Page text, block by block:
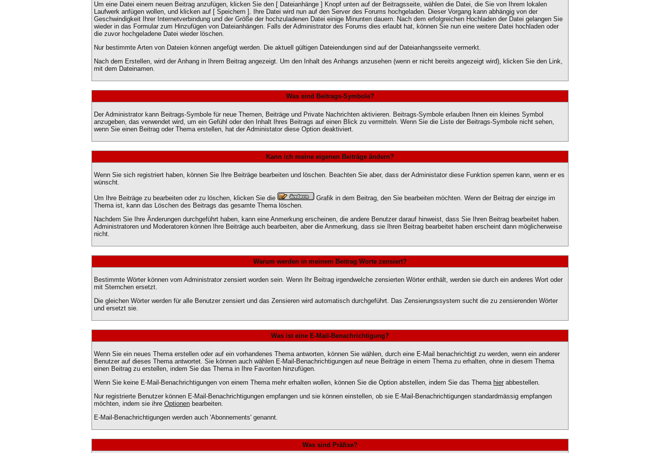
Um eine Datei einem neuen Beitrag anzufügen, klicken Sie den [ Dateianhänge ] Knopf unten auf der Beitragsseite, wählen die Datei, die Sie von Ihrem lokalen
Laufwerk anfügen wollen, und klicken auf [ Speichern ]. Ihre Datei wird nun auf den Server des Forums hochgeladen. Dieser Vorgang kann abhängig von der
Geschwindigkeit Ihrer Internetverbindung und der Größe der hochzuladenen Datei einige Minunten dauern. Nach dem erfolgreichen Hochladen der Datei gelangen Sie
wieder in das Formular zum Hinzufügen von Dateianhängen. Falls der Administrator des Forums dies erlaubt hat, können Sie nun eine weitere Datei hochladen oder
die zuvor hochgeladene Datei wieder löschen.
Nur bestimmte Arten von Dateien können angefügt werden. Die aktuell gültigen Dateiendungen sind auf der Dateianhangsseite vermerkt.
Nach dem Erstellen, wird der Anhang in Ihrem Beitrag angezeigt. Um den Inhalt des Anhangs anzusehen (wenn er nicht bereits angezeigt wird), klicken Sie den Link,
mit dem Dateinamen.
Was sind Beitrags-Symbole?
Der Administrator kann Beitrags-Symbole für neue Themen, Beiträge und Private Nachrichten aktivieren. Beitrags-Symbole erlauben Ihnen ein kleines Symbol
anzugeben, das verwendet wird, um ein Gefühl oder den Inhalt Ihres Beitrags auf einen Blick zu vermitteln. Wenn Sie die Liste der Beitrags-Symbole nicht sehen,
wenn Sie einen Beitrag oder Thema erstellen, hat der Administator diese Option deaktiviert.
Kann ich meine eigenen Beiträge ändern?
Wenn Sie sich registriert haben, können Sie Ihre Beiträge bearbeiten und löschen. Beachten Sie aber, dass der Administator diese Funktion sperren kann, wenn er es
wünscht.
Um Ihre Beiträge zu bearbeiten oder zu löschen, klicken Sie die
Grafik in dem Beitrag, den Sie bearbeiten möchten. Wenn der Beitrag der einzige im
Thema ist, kann das Löschen des Beitrags das gesamte Thema löschen.
Nachdem Sie Ihre Änderungen durchgeführt haben, kann eine Anmerkung erscheinen, die andere Benutzer darauf hinweist, dass Sie Ihren Beitrag bearbeitet haben.
Administratoren und Moderatoren können Ihre Beiträge auch bearbeiten, aber die Anmerkung, dass sie Ihren Beitrag bearbeitet haben erscheint dann möglicherweise
nicht.
Warum werden in meinem Beitrag Worte zensiert?
Bestimmte Wörter können vom Administrator zensiert worden sein. Wenn Ihr Beitrag irgendwelche zensierten Wörter enthält, werden sie durch ein anderes Wort oder
mit Sternchen ersetzt.
Die gleichen Wörter werden für alle Benutzer zensiert und das Zensieren wird automatisch durchgeführt. Das Zensierungssystem sucht die zu zensierenden Wörter
und ersetzt sie.
Was ist eine E-Mail-Benachrichtigung?
Wenn Sie ein neues Thema erstellen oder auf ein vorhandenes Thema antworten, können Sie wählen, durch eine E-Mail benachrichtigt zu werden, wenn ein anderer
Benutzer auf dieses Thema antwortet. Sie können auch wählen E-Mail-Benachrichtigungen auf neue Beiträge in einem Thema zu erhalten, ohne in diesem Thema
einen Beitrag zu erstellen, indem Sie das Thema in Ihre Favoriten hinzufügen.
Wenn Sie keine E-Mail-Benachrichtigungen von einem Thema mehr erhalten wollen, können Sie die Option abstellen, indem Sie das Thema hier abbestellen.
Nur registrierte Benutzer können E-Mail-Benachrichtigungen empfangen und sie können einstellen, ob sie E-Mail-Benachrichtigungen standardmässig empfangen
möchten, indem sie ihre Optionen bearbeiten.
E-Mail-Benachrichtigungen werden auch 'Abonnements' genannt.
Was sind Präfixe?